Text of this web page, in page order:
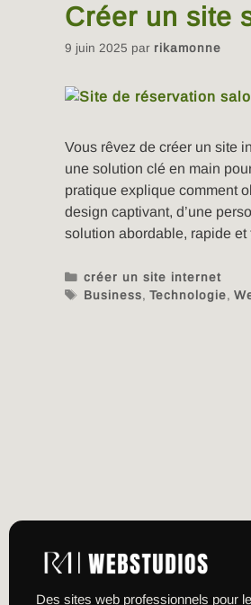
Créer un site
9 juin 2025 par rikamonne
Vous rêvez de créer un site
une solution clé en main
pratique explique comment
design captivant, d’une
solution abordable, rapide
créer un site internet
Business,Technologie,
Des sites web professionnels pour